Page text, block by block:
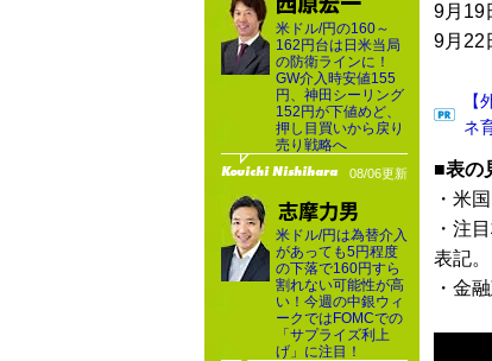
9月19
9月22
ネ
■表の
・米
・注
表記。
・金
米ドル/円の160～
162円台は日米当局
の防衛ラインに！
GW介入時安値155
円、神田シーリング
152円が下値めど、
押し目買いから戻り
売り戦略へ
08/06更新
米ドル/円は為替介入
があっても5円程度
の下落で160円すら
割れない可能性が高
い！今週の中銀ウィ
ークではFOMCでの
「サプライズ利上
げ」に注目！